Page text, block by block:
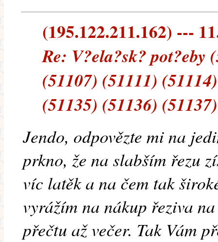
(195.122.211.162) ---
Re: V?ela?sk? pot?eby
(51107) (51111)
(51135) (51136)
Jendo, odpovězte mi na
prkno, že na slabším řezu
víc latěk a na čem tak
vyrážím na nákup řeziva
přečtu až večer. Tak Vám